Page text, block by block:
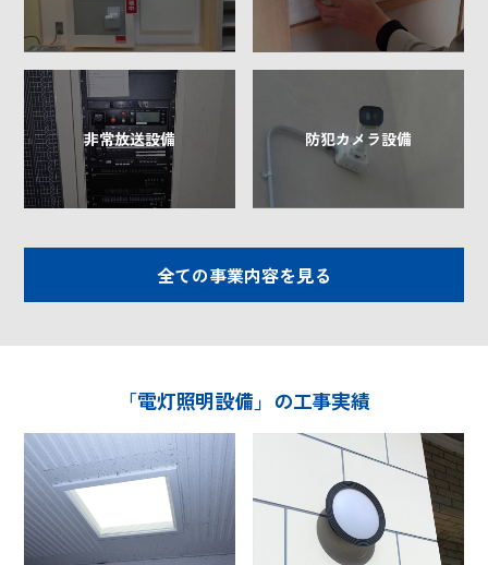
非常放送設備 防犯カメラ設備
全ての事業内容を見る
「電灯照明設備」の工事実績